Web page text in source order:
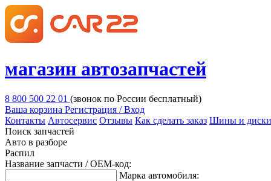
магазин автозапчастей
8 800 500 22 01 (звонок по России бесплатный)
Ваша корзина Регистрация / Вход
Контакты Автосервис Отзывы Как сделать заказ Шины и диски
Поиск запчастей
Авто в разборе
Распил
Название запчасти / OEM-код:
Марка автомобиля: